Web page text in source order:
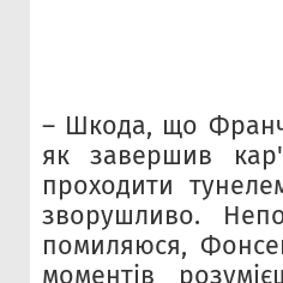
– Шкода, що
як завершив
проходити
зворушливо.
помиляюся,
моментів